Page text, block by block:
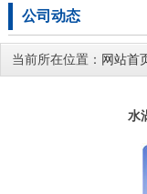
公司动态
当前所在位置： 网站首
水